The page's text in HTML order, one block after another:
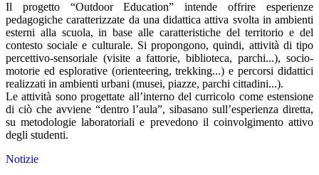
Il progetto “Outdoor Education” intende offrire esperienze
pedagogiche caratterizzate da una didattica attiva svolta in ambienti
esterni alla scuola, in base alle caratteristiche del territorio e del
contesto sociale e culturale. Si propongono, quindi, attività di tipo
percettivo-sensoriale (visite a fattorie, biblioteca, parchi...), socio-
motorie ed esplorative (orienteering, trekking...) e percorsi didattici
realizzati in ambienti urbani (musei, piazze, parchi cittadini...).
Le attività sono progettate all’interno del curricolo come estensione
di ciò che avviene “dentro l’aula”, sibasano sull’esperienza diretta,
su metodologie laboratoriali e prevedono il coinvolgimento attivo
degli studenti.
Notizie